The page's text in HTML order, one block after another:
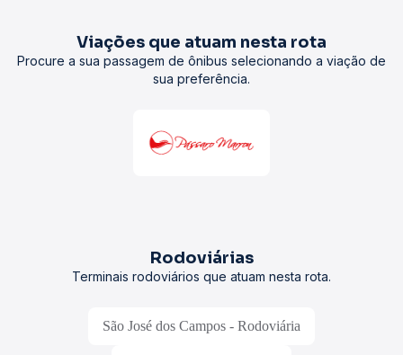
Viações que atuam nesta rota
Procure a sua passagem de ônibus selecionando a viação de
sua preferência.
Rodoviárias
Terminais rodoviários que atuam nesta rota.
São José dos Campos - Rodoviária